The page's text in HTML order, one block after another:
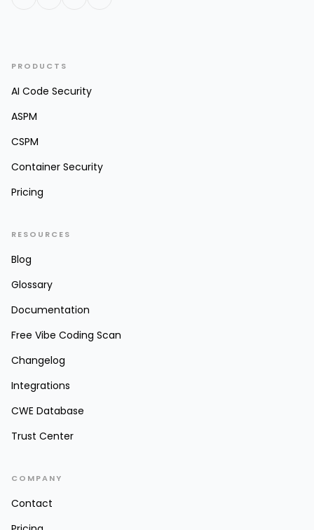
PRODUCTS
AI Code Security
ASPM
CSPM
Container Security
Pricing
RESOURCES
Blog
Glossary
Documentation
Free Vibe Coding Scan
Changelog
Integrations
CWE Database
Trust Center
COMPANY
Contact